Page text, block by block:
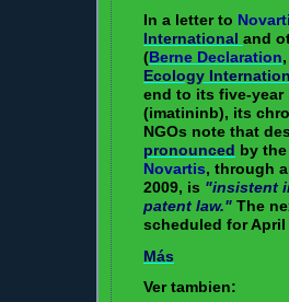
In a letter to
International and
(Berne Declaration,
Ecology
end to its five-year
(imatininb), its
NGOs note that
pronounced by
Novartis, through
2009, is "insistent
patent law." The
scheduled for April
Más
Ver tambien: